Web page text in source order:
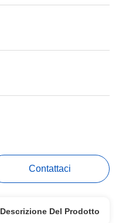
Contattaci
Descrizione Del Prodotto